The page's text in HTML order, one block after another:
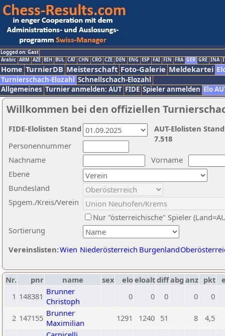
Logged on: Gast
Arabic ARM AZE BIH BUL CAT CHN CRO CZE DEN ENG ESP FAI FIN FRA GER GRE INA
Home TurnierDB Meisterschaft Foto-Galerie Meldekartei
Turnierschach-Elozahl Schnellschach-Elozahl
Allgemeines Turnier anmelden: AUT FIDE Spieler anmelden Elo
Willkommen bei den offiziellen
Nachname
Vorname
Ebene
Sortierung
Personennummer
Bundesland
Spgem./Kreis/Verein
Nur "österreichische" Spieler
Vereinslisten:Wien Niederösterreich Burgenland
AUT-Elolisten
7.518
FIDE-Elolisten Stand
Nr. pnr name sex eloeloaltdiffabg anz pkt
1 148381 Brunner
Christoph
0 0 0 0 0
2 147155 Brunner
Maximilian
1291 1240 51 8 4,5